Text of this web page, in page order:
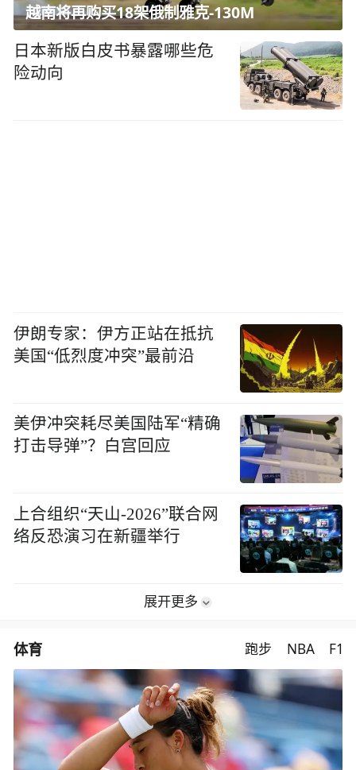
越南将再购买18架俄制雅克-130M
日本新版白皮书暴露哪些危
险动向
伊朗专家：伊方正站在抵抗
美国“低烈度冲突”最前沿
美伊冲突耗尽美国陆军“精确
打击导弹”？白宫回应
上合组织“天山-2026”联合网
络反恐演习在新疆举行
展开更多
体育 跑步 NBA F1